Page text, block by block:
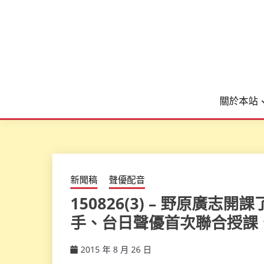
關於本站
新聞稿 聲優配音
150826(3) – 野原廣志開課
手、台日聲優首次聯合授課
2015 年 8 月 26 日